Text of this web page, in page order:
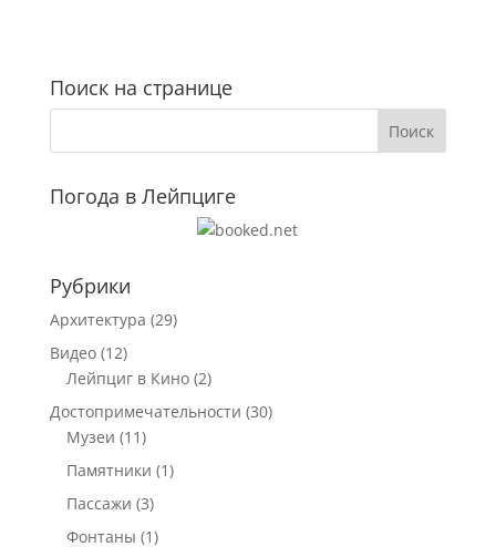
Поиск на странице
Погода в Лейпциге
Рубрики
Архитектура (29)
Видео(12)
Лейпциг в Кино(2)
Достопримечательности (30)
Музеи (11)
Памятники (1)
Пассажи (3)
Фонтаны (1)